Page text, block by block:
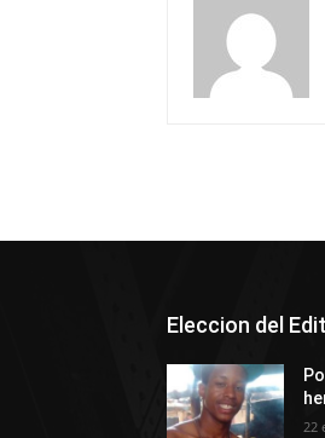
Eleccion del
22